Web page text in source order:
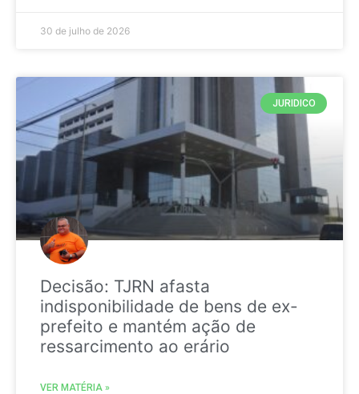
30 de julho de 2026
JURIDICO
Decisão: TJRN afasta
indisponibilidade de bens de ex-
prefeito e mantém ação de
ressarcimento ao erário
VER MATÉRIA »